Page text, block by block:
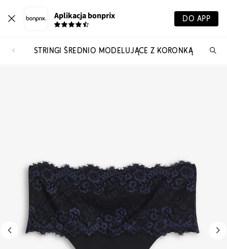
Aplikacja bonprix DO APP
STRINGI ŚREDNIO MODELUJĄCE Z KORONKĄ